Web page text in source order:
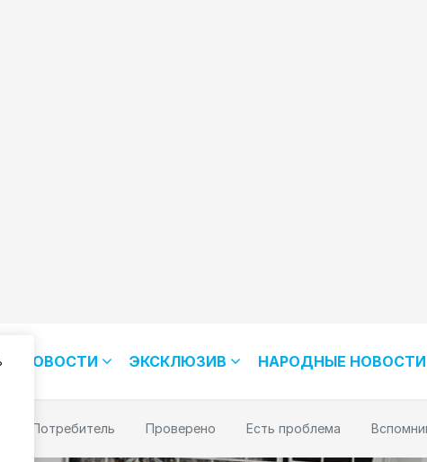
НОВОСТИ ЭКСКЛЮЗИВ НАРОДНЫЕ НОВОСТИ
Потребитель Проверено Есть проблема